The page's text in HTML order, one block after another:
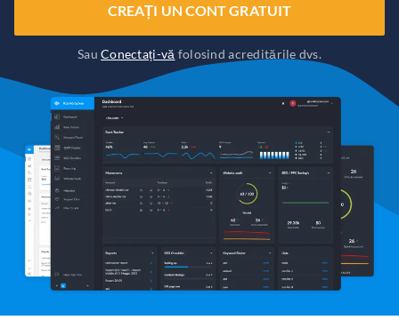
CREAȚI UN CONT GRATUIT
SauConectați-vă folosind acreditările dvs.